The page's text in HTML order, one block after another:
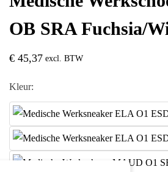
OB SRA Fuchsia/
€ 45,37 excl. BTW
Kleur: